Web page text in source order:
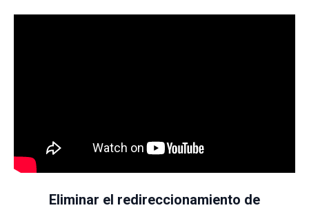
Eliminar el redireccionamiento de